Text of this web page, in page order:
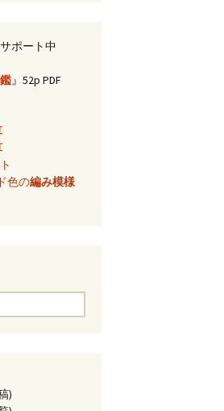
サポート中
』52p PDF
色の編み模様
)